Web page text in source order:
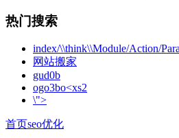
热门搜索
index/\\think\\Module/Action/
网站搬家
gud0b
ogo3bo<xs2
\">
首页seo优化